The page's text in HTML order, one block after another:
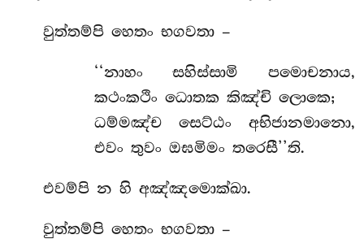
වුත්තම්පි හෙතං භගවතා –
‘‘නාහං සහිස්සාමි පමොචනාය,
කථංකථිං ධොතක කිඤ්චි ලොකෙ;
ධම්මඤ්ච සෙට්ඨං අභිජානමානො,
එවං තුවං ඔඝමිමං තරෙසී’’ති.
එවම්පි න හි අඤ්ඤමොක්ඛා.
වුත්තම්පි හෙතං භගවතා –